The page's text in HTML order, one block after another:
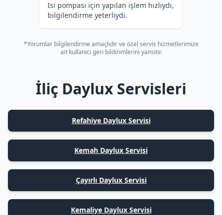
Isı pompası için yapılan işlem hızlıydı,
bilgilendirme yeterliydi.
*Yorumlar bilgilendirme amaçlıdır ve özel servis hizmetlerimize
ait kullanıcı geri bildirimlerini yansıtır.
İliç Daylux Servisleri
Refahiye Daylux Servisi
Kemah Daylux Servisi
Çayırlı Daylux Servisi
Kemaliye Daylux Servisi